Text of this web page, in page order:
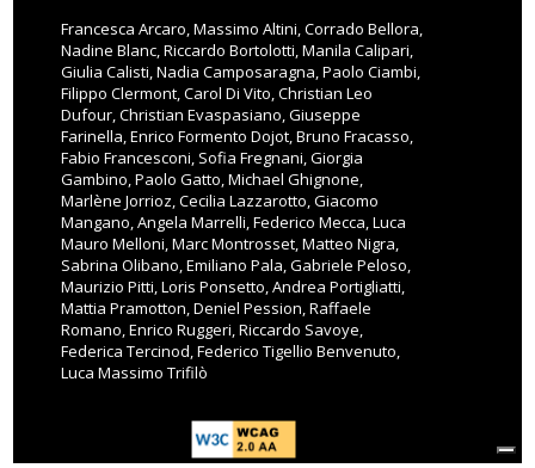
Francesca Arcaro, Massimo Altini, Corrado Bellora,
Nadine Blanc, Riccardo Bortolotti, Manila Calipari,
Giulia Calisti, Nadia Camposaragna, Paolo Ciambi,
Filippo Clermont, Carol Di Vito, Christian Leo
Dufour, Christian Evaspasiano, Giuseppe
Farinella, Enrico Formento Dojot, Bruno Fracasso,
Fabio Francesconi, Sofia Fregnani, Giorgia
Gambino, Paolo Gatto, Michael Ghignone,
Marlène Jorrioz, Cecilia Lazzarotto, Giacomo
Mangano, Angela Marrelli, Federico Mecca, Luca
Mauro Melloni, Marc Montrosset, Matteo Nigra,
Sabrina Olibano, Emiliano Pala, Gabriele Peloso,
Maurizio Pitti, Loris Ponsetto, Andrea Portigliatti,
Mattia Pramotton, Deniel Pession, Raffaele
Romano, Enrico Ruggeri, Riccardo Savoye,
Federica Tercinod, Federico Tigellio Benvenuto,
Luca Massimo Trifilò